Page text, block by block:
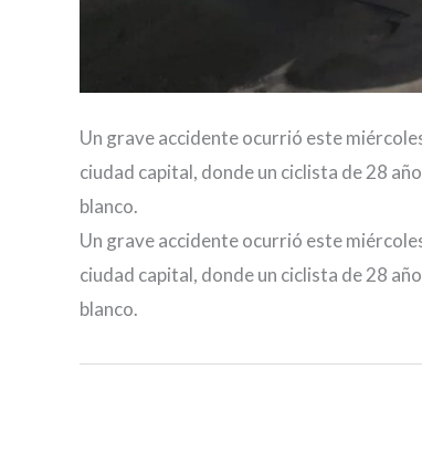
Un grave accidente ocurrió este
ciudad capital, donde un ciclista de 28
blanco.
Un grave accidente ocurrió este
ciudad capital, donde un ciclista de 28
blanco.